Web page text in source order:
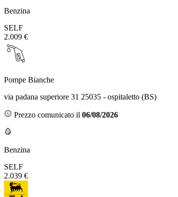
Benzina
SELF
2.009 €
Pompe Bianche
via padana superiore 31 25035 - ospitaletto (BS)
Prezzo comunicato il 06/08/2026
Benzina
SELF
2.039 €